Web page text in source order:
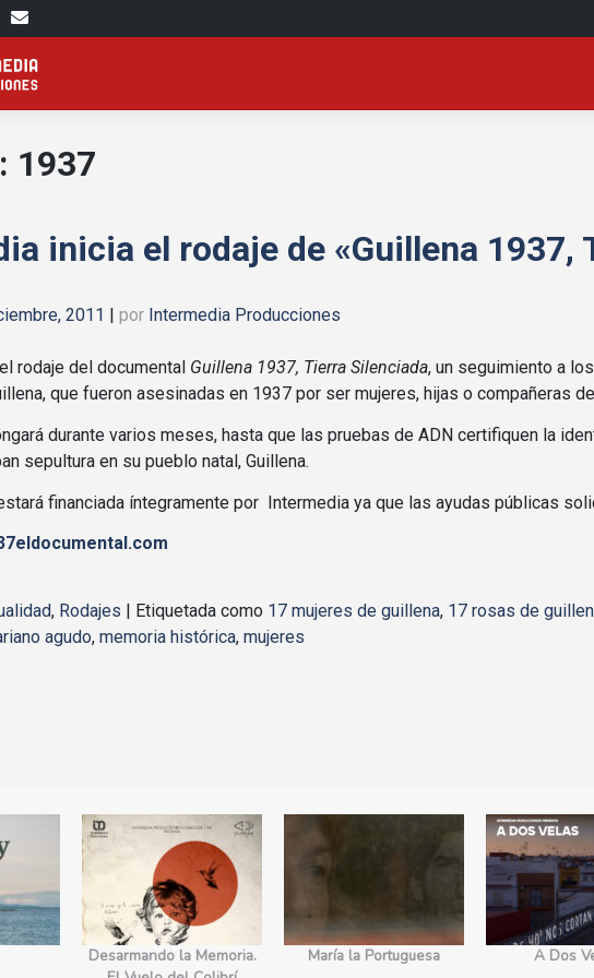
1937
inicia el rodaje de «Guillena 1937,
2011 por Intermedia Producciones
rodaje del documental Guillena 1937, Tierra Silenciada, un seguimiento a
que fueron asesinadas en 1937 por ser mujeres, hijas o compañeras
durante varios meses, hasta que las pruebas de ADN certifiquen la
sepultura en su pueblo natal, Guillena.
financiada íntegramente por Intermedia ya que las ayudas públicas
, Rodajes | Etiquetada como 17 mujeres de guillena, 17 rosas de
agudo, memoria histórica, mujeres
Desarmando la Memoria.
María la Portuguesa A Dos